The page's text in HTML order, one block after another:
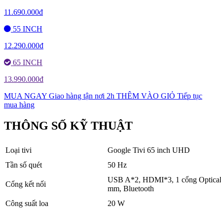
11.690.000đ
55 INCH
12.290.000đ
65 INCH
13.990.000đ
MUA NGAY Giao hàng tận nơi 2h THÊM VÀO GIỎ Tiếp tục
mua hàng
THÔNG SỐ KỸ THUẬT
Loại tivi
Google Tivi 65 inch UHD
Tần số quét
50 Hz
Cổng kết nối
USB A*2, HDMI*3, 1 cổng
mm, Bluetooth
Công suất loa
20 W